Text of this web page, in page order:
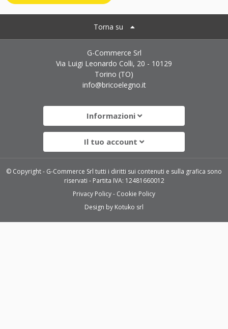
Torna su
G-Commerce Srl
Via Luigi Leonardo Colli, 20 - 10129
Torino (TO)
info@bricoelegno.it
Informazioni
Il tuo account
© Copyright - G-Commerce Srl tutti i diritti sui contenuti e sulla grafica sono
riservati - Partita IVA: 12481660012
Privacy Policy
Cookie Policy
Design by Kotuko srl